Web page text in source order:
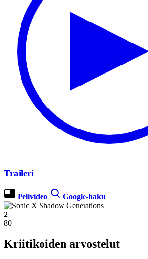
Traileri
Pelivideo Google-haku
2
80
Kriitikoiden arvostelut